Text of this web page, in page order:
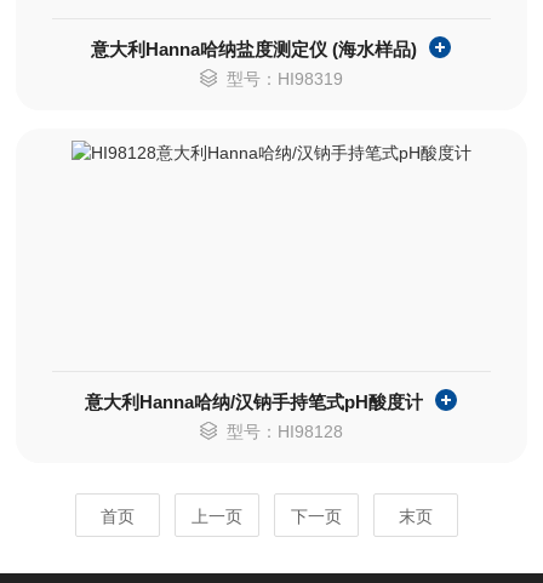
意大利Hanna哈纳盐度测定仪 (海水样品)
型号：HI98319
意大利Hanna哈纳/汉钠手持笔式pH酸度计
型号：HI98128
首页 上一页 下一页 末页